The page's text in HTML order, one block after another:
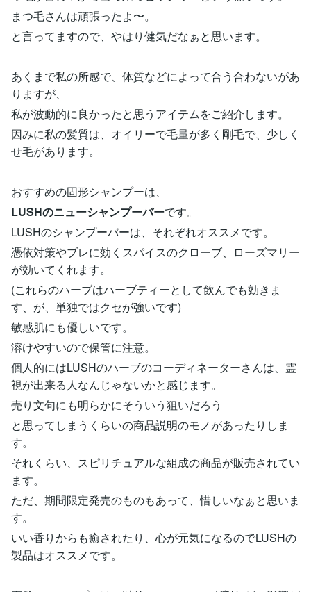
まつ毛さんは頑張ったよ〜。
と言ってますので、やはり健気だなぁと思います。
あくまで私の所感で、体質などによって合う合わないがあ
りますが、
私が波動的に良かったと思うアイテムをご紹介します。
因みに私の髪質は、オイリーで毛量が多く剛毛で、少しく
せ毛があります。
おすすめの固形シャンプーは、
LUSHのニューシャンプーバーです。
LUSHのシャンプーバーは、それぞれオススメです。
憑依対策やブレに効くスパイスのクローブ、ローズマリー
が効いてくれます。
(これらのハーブはハーブティーとして飲んでも効きま
す、が、単独ではクセが強いです)
敏感肌にも優しいです。
溶けやすいので保管に注意。
個人的にはLUSHのハーブのコーディネーターさんは、霊
視が出来る人なんじゃないかと感じます。
売り文句にも明らかにそういう狙いだろう
と思ってしまうくらいの商品説明のモノがあったりしま
す。
それくらい、スピリチュアルな組成の商品が販売されてい
ます。
ただ、期間限定発売のものもあって、惜しいなぁと思いま
す。
いい香りからも癒されたり、心が元気になるのでLUSHの
製品はオススメです。